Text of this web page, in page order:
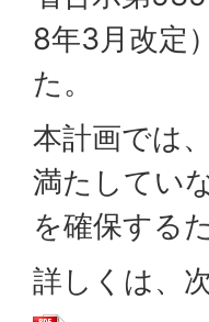
8年3月改定
た。
本計画では
満たしてい
を確保する
詳しくは、